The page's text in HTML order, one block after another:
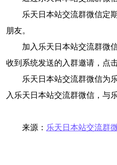
乐天日本站交流群微信定
朋友。
加入乐天日本站交流群微
收到系统发送的入群邀请，点
乐天日本站交流群微信为
入乐天日本站交流群微信，与
来源： 乐天日本站交流群